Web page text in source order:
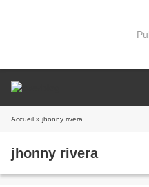
Accueil » jhonny rivera
jhonny rivera